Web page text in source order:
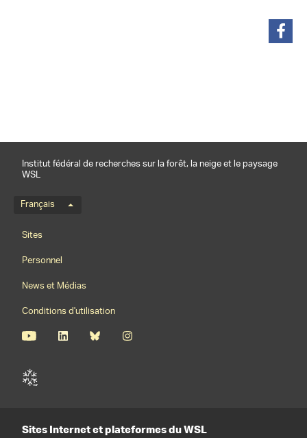
Institut fédéral de recherches sur la forêt, la neige et le paysage
WSL
Menu de langue
Français
Footernavigation
Sites
Personnel
News et Médias
Conditions d'utilisation
Sites Internet et plateformes du WSL